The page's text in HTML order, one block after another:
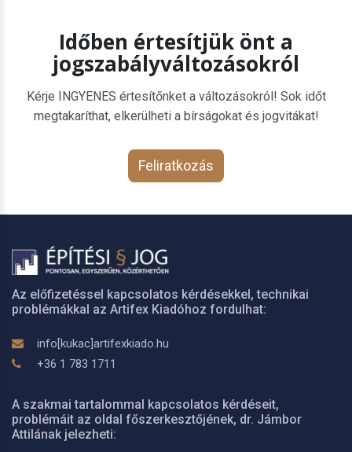
Időben értesítjük önt a
jogszabályváltozásokról
Kérje INGYENES értesítőnket a változásokról! Sok időt
megtakaríthat, elkerülheti a bírságokat és jogvitákat!
Feliratkozás
Az előfizetéssel kapcsolatos kérdésekkel, technikai
problémákkal az Artifex Kiadóhoz fordulhat:
info[kukac]artifexkiado.hu
+36 1 783 1711
A szakmai tartalommal kapcsolatos kérdéseit,
problémáit az oldal főszerkesztőjének, dr. Jámbor
Attilának jelezheti: